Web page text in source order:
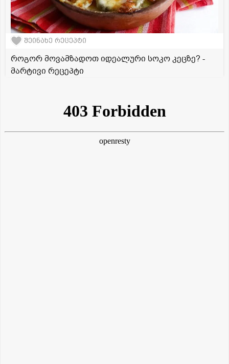
შეინახე რეცეპტი
როგორ მოვამზადოთ იდეალური სოკო კეცზე? -
მარტივი რეცეპტი